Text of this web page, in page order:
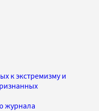
к экстремизму и
журнала